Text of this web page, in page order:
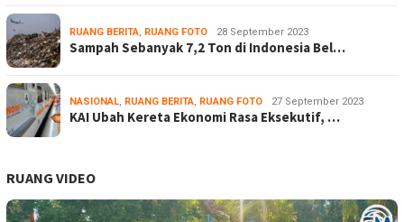
RUANG BERITA, RUANG FOTO 28 September 2023
Sampah Sebanyak 7,2 Ton di Indonesia Bel…
NASIONAL, RUANG BERITA, RUANG FOTO 27 September 2023
KAI Ubah Kereta Ekonomi Rasa Eksekutif, …
RUANG VIDEO